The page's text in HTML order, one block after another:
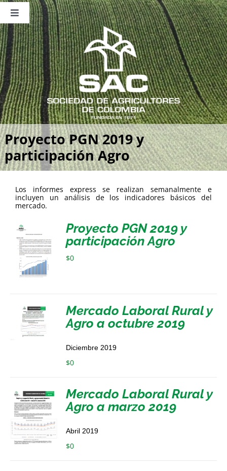
Saltar
contenido
Toggle
Navigation
Nosotros
Publicaciones
Sala de Prensa
Eventos
Proyecto PGN 2019 y
participación Agro
Los informes express se realizan semanalmente e
incluyen un análisis de los indicadores básicos del
mercado.
Proyecto PGN 2019 y
participación Agro
$0
Mercado Laboral Rural y
Agro a octubre 2019
Diciembre 2019
$0
Mercado Laboral Rural y
Agro a marzo 2019
Abril 2019
$0